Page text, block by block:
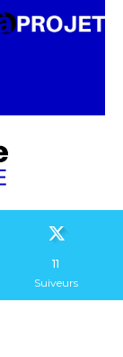
11
Suiveurs